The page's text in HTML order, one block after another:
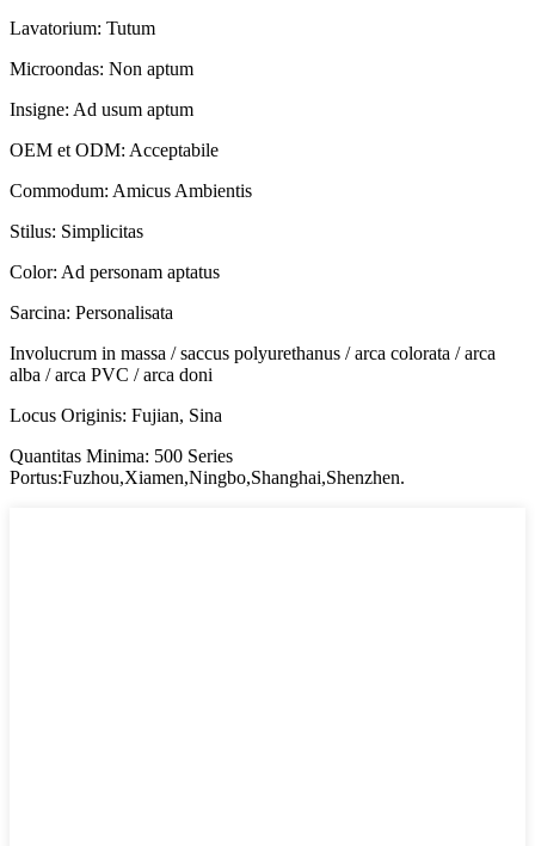
Lavatorium: Tutum
Microondas: Non aptum
Insigne: Ad usum aptum
OEM et ODM: Acceptabile
Commodum: Amicus Ambientis
Stilus: Simplicitas
Color: Ad personam aptatus
Sarcina: Personalisata
Involucrum in massa / saccus polyurethanus / arca colorata / arca
alba / arca PVC / arca doni
Locus Originis: Fujian, Sina
Quantitas Minima: 500 Series
Portus:Fuzhou,Xiamen,Ningbo,Shanghai,Shenzhen.